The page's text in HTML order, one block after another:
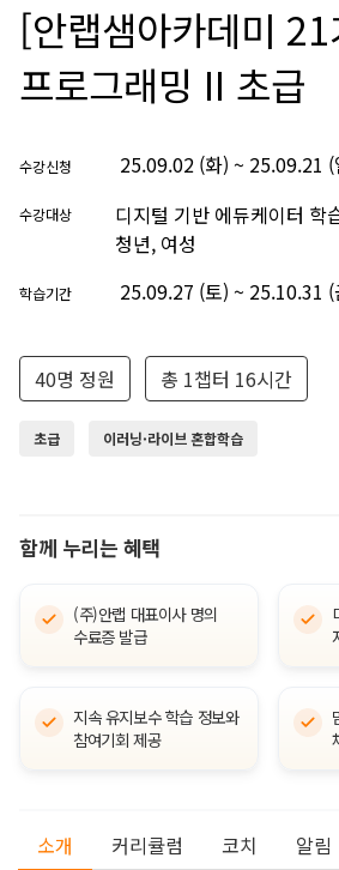
[안랩샘아카데미
프로그래밍 II 초급
수강신청 25.09.02 (화) ~ 25.09.21 (
수강대상
디지털 기반 에듀케이터 학
청년, 여성
학습기간 25.09.27 (토) ~ 25.10.31 (
40명 정원 총 1챕터 16시간
초급 이러닝·라이브 혼합학습
함께 누리는 혜택
(주)안랩 대표이사 명의
수료증 발급
지속 유지보수 학습 정보와
참여기회 제공
소개 커리큘럼 코치 알림